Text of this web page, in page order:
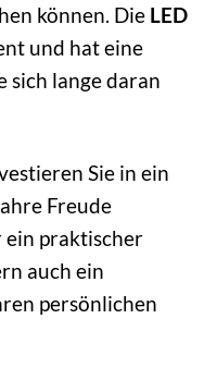
können. Die LED
und hat eine
sich lange daran
Sie in ein
Freude
praktischer
auch ein
persönlichen